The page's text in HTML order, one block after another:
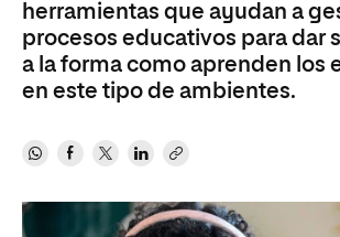
herramientas que ayudan a
procesos educativos para dar
a la forma como aprenden los
en este tipo de ambientes.